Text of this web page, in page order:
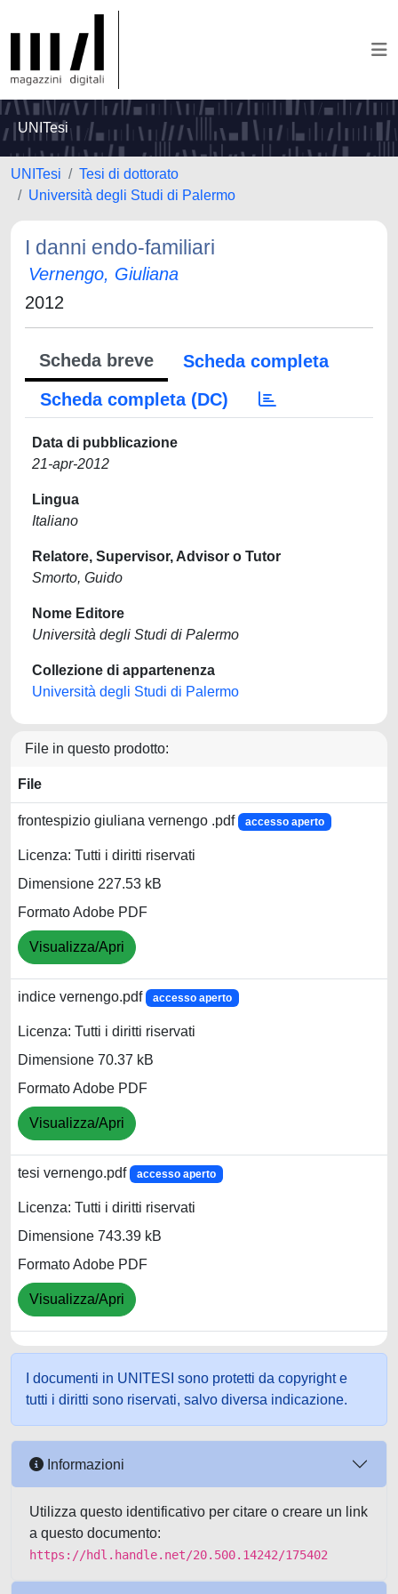
UNITesi
UNITesi
Tesi di dottorato
Università degli Studi di Palermo
I danni endo-familiari
Vernengo, Giuliana
2012
Scheda breve
Scheda completa
Scheda completa (DC)
Data di pubblicazione
21-apr-2012
Lingua
Italiano
Relatore, Supervisor, Advisor o Tutor
Smorto, Guido
Nome Editore
Università degli Studi di Palermo
Collezione di appartenenza
Università degli Studi di Palermo
File in questo prodotto:
File
frontespizio giuliana vernengo .pdf accesso aperto
Licenza: Tutti i diritti riservati
Dimensione 227.53 kB
Formato Adobe PDF
Visualizza/Apri
indice vernengo.pdf accesso aperto
Licenza: Tutti i diritti riservati
Dimensione 70.37 kB
Formato Adobe PDF
Visualizza/Apri
tesi vernengo.pdf accesso aperto
Licenza: Tutti i diritti riservati
Dimensione 743.39 kB
Formato Adobe PDF
Visualizza/Apri
I documenti in UNITESI sono protetti da copyright e
tutti i diritti sono riservati, salvo diversa indicazione.
Informazioni
Utilizza questo identificativo per citare o creare un link
a questo documento:
https://hdl.handle.net/20.500.14242/175402